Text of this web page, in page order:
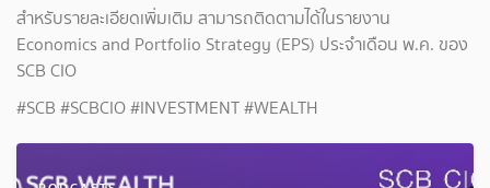
สำหรับรายละเอียดเพิ่มเติม สามารถติดตามได้ในรายงาน
Economics and Portfolio Strategy (EPS) ประจำเดือน พ.ค. ของ
SCB CIO
#SCB #SCBCIO #INVESTMENT #WEALTH